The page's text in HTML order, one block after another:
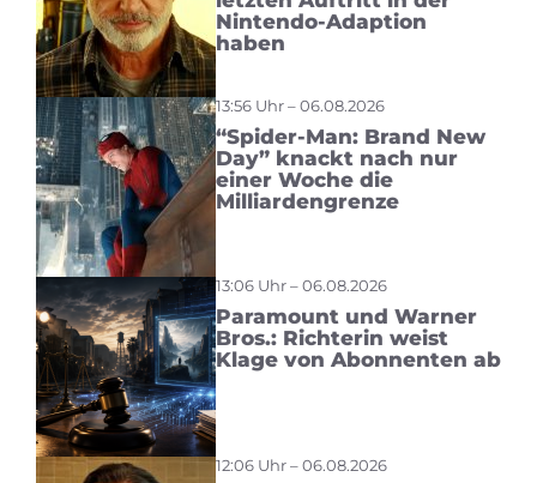
Nintendo-Adaption
haben
13:56 Uhr – 06.08.2026
“Spider-Man: Brand New
Day” knackt nach nur
einer Woche die
Milliardengrenze
13:06 Uhr – 06.08.2026
Paramount und Warner
Bros.: Richterin weist
Klage von Abonnenten ab
12:06 Uhr – 06.08.2026